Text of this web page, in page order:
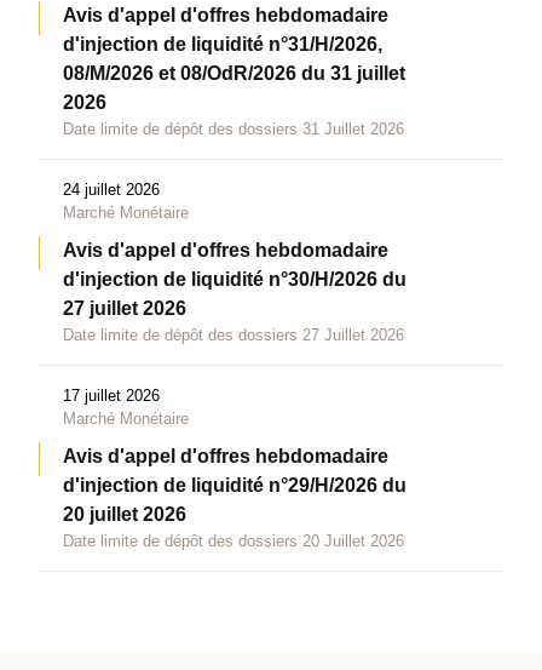
Avis d'appel d'offres hebdomadaire
d'injection de liquidité n°31/H/2026,
08/M/2026 et 08/OdR/2026 du 31 juillet
2026
Date limite de dépôt des dossiers 31 Juillet 2026
24 juillet 2026
Marché Monétaire
Avis d'appel d'offres hebdomadaire
d'injection de liquidité n°30/H/2026 du
27 juillet 2026
Date limite de dépôt des dossiers 27 Juillet 2026
17 juillet 2026
Marché Monétaire
Avis d'appel d'offres hebdomadaire
d'injection de liquidité n°29/H/2026 du
20 juillet 2026
Date limite de dépôt des dossiers 20 Juillet 2026